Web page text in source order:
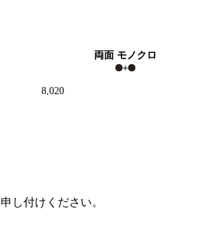
し付けください。